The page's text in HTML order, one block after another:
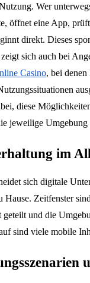
Wer
öffnet eine App,
direkt. Dieses
sich auch bei
Casino, bei
diese
jeweilige Umgebung
im
sich digitale
Hause. Zeitfenster
und die
sind viele mobile
speichert die
Optionen des
Plattformen
von diesen
gesetzt.